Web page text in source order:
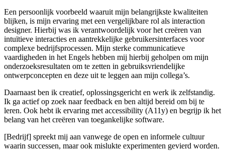
Een persoonlijk voorbeeld waaruit mijn belangrijkste kwaliteiten
blijken, is mijn ervaring met een vergelijkbare rol als interaction
designer. Hierbij was ik verantwoordelijk voor het creëren van
intuïtieve interacties en aantrekkelijke gebruikersinterfaces voor
complexe bedrijfsprocessen. Mijn sterke communicatieve
vaardigheden in het Engels hebben mij hierbij geholpen om mijn
onderzoeksresultaten om te zetten in gebruiksvriendelijke
ontwerpconcepten en deze uit te leggen aan mijn collega’s.
Daarnaast ben ik creatief, oplossingsgericht en werk ik zelfstandig.
Ik ga actief op zoek naar feedback en ben altijd bereid om bij te
leren. Ook hebt ik ervaring met accessibility (A11y) en begrijp ik het
belang van het creëren van toegankelijke software.
[Bedrijf] spreekt mij aan vanwege de open en informele cultuur
waarin successen, maar ook mislukte experimenten gevierd worden.